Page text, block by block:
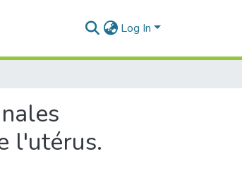
Log In
l'utérus.